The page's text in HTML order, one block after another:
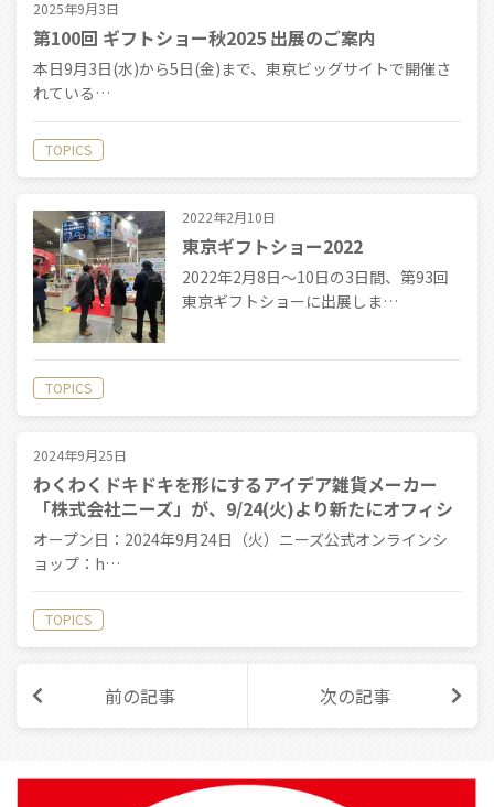
2025年9月3日
第100回 ギフトショー秋2025 出展のご案内
本日9月3日(水)から5日(金)まで、東京ビッグサイトで開催さ
れている…
TOPICS
2022年2月10日
東京ギフトショー2022
2022年2月8日〜10日の3日間、第93回
東京ギフトショーに出展しま…
TOPICS
2024年9月25日
わくわくドキドキを形にするアイデア雑貨メーカー
「株式会社ニーズ」が、9/24(火)より新たにオフィシ
ャルECサイトをオープン！
オープン日：2024年9月24日（火）ニーズ公式オンラインシ
ョップ：h…
TOPICS
前の記事 次の記事